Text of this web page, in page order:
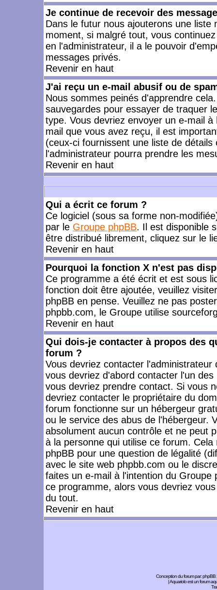
Je continue de recevoir des
Dans le futur nous ajouterons une
moment, si malgré tout, vous
en l'administrateur, il a le pouvoir
messages privés.
Revenir en haut
J'ai reçu un e-mail abusif ou de
Nous sommes peinés d'apprendre
sauvegardes pour essayer de traquer
type. Vous devriez envoyer un e-mail
mail que vous avez reçu, il est
(ceux-ci fournissent une liste de
l'administrateur pourra prendre les
Revenir en haut
Qui a écrit ce forum ?
Ce logiciel (sous sa forme non-
par le Groupe phpBB. Il est disponible
être distribué librement, cliquez sur le
Revenir en haut
Pourquoi la fonction X n'est pas
Ce programme a été écrit et est sous
fonction doit être ajoutée, veuillez
phpBB en pense. Veuillez ne pas
phpbb.com, le Groupe utilise
Revenir en haut
Qui dois-je contacter à propos des
forum ?
Vous devriez contacter
vous devriez d'abord contacter l'un
vous devriez prendre contact. Si vous
devriez contacter le propriétaire du
forum fonctionne sur un hébergeur
ou le service des abus de l'hébergeur.
absolument aucun contrôle et ne peut
à la personne qui utilise ce forum.
phpBB pour une question de légalité
avec le site web phpbb.com ou le
faites un e-mail à l'intention du
ce programme, alors vous devriez
du tout.
Revenir en haut
Conception du forum par:phpBB
| Aquariolo est un forum